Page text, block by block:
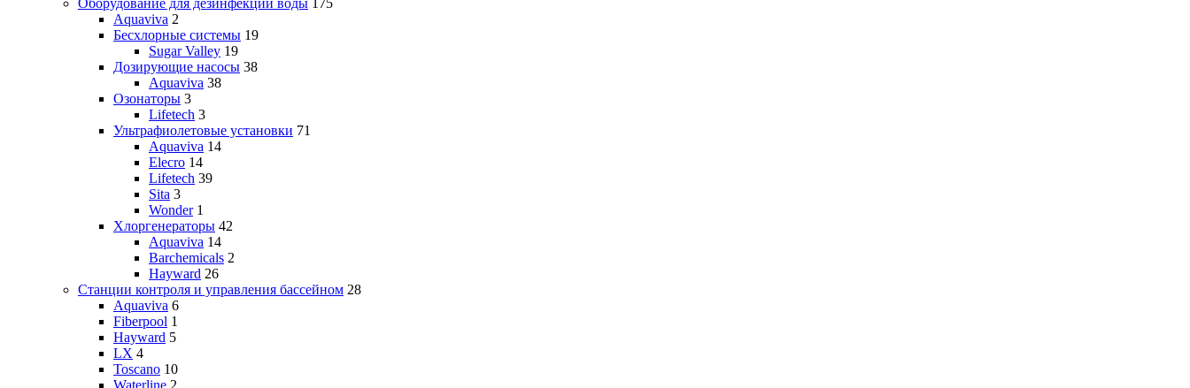
Оборудование для дезинфекции воды 175
Aquaviva 2
Бесхлорные системы 19
Sugar Valley 19
Дозирующие насосы 38
Aquaviva 38
Озонаторы 3
Lifetech 3
Ультрафиолетовые установки 71
Aquaviva 14
Elecro 14
Lifetech 39
Sita 3
Wonder 1
Хлоргенераторы 42
Aquaviva 14
Barchemicals 2
Hayward 26
Станции контроля и управления бассейном 28
Aquaviva 6
Fiberpool 1
Hayward 5
LX 4
Toscano 10